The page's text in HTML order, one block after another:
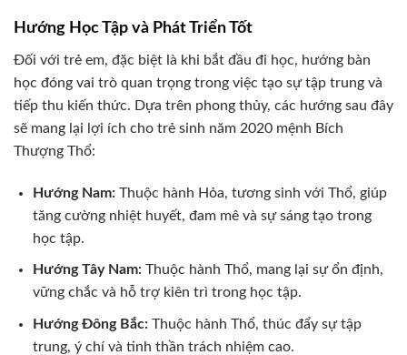
Hướng Học Tập và Phát Triển Tốt
Đối với trẻ em, đặc biệt là khi bắt đầu đi học, hướng bàn
học đóng vai trò quan trọng trong việc tạo sự tập trung và
tiếp thu kiến thức. Dựa trên phong thủy, các hướng sau đây
sẽ mang lại lợi ích cho trẻ sinh năm 2020 mệnh Bích
Thượng Thổ:
Hướng Nam:Thuộc hành Hỏa, tương sinh với Thổ, giúp
tăng cường nhiệt huyết, đam mê và sự sáng tạo trong
học tập.
Hướng Tây Nam:Thuộc hành Thổ, mang lại sự ổn định,
vững chắc và hỗ trợ kiên trì trong học tập.
Hướng Đông Bắc:Thuộc hành Thổ, thúc đẩy sự tập
trung, ý chí và tinh thần trách nhiệm cao.